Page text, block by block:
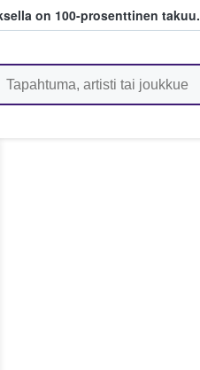
on 100-prosenttinen takuu.